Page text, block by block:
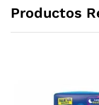
Productos